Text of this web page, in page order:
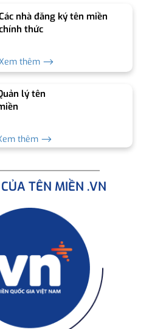
nhà đăng ký tên miền
thức
thêm ⟶
lý tên
thêm ⟶
TÊN MIỀN .VN